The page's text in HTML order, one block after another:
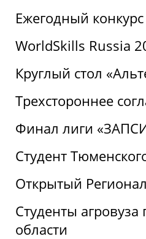
Ежегодный
WorldSkills Russia
Круглый стол
Трехстороннее
Финал лиги
Студент
Открытый
Студенты
области